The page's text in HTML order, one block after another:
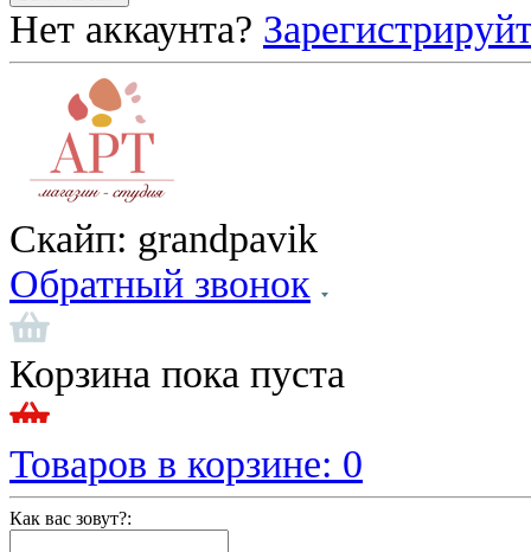
Нет аккаунта?
Скайп: grandpavik
Обратный звонок
Корзина пока пуста
Товаров в корзине: 0
Как вас зовут?: